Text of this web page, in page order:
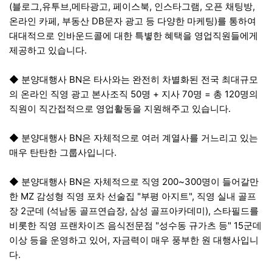
(블로그,유투브,메타광고, 페이스북, 인스타그램, 오픈 채팅방,
온라인 카페, 부동산 DB문자 광고 등 다양한 마케팅)를 통하여
대대적으로 인바운드콜에 대한 특볗한 혜택을 영업직원들에게
제공하고 있습니다.
◆ 분양대행사 BN은 타사와는 완전히 차별화된 전국 최대규모
의 온라인 직영 광고 본사조직 50명 + 지사 70명 = 총 120명의
직원이 직간접적으로 영업활동을 지원해주고 있습니다.
◆ 분양대행사 BN은 자체적으로 여러 계열사를 거느리고 있는
매우 탄탄한 그룹사입니다.
◆ 분양대행사 BN은 자체적으로 직영 200~300명이 들어갈만
한 MZ 감성형 직영 포차 선술집 "부평 아지트", 직영 실내 골프
장 2군데 (석남동 골프연습장, 삼성 골프아카데미), 스타필드를
비롯한 직영 프랜차이즈 음식전문점 "성수동 규가츠 등" 15군데
이상 등을 운영하고 있어, 자금력이 매우 풍부한 원 대행사입니
다.